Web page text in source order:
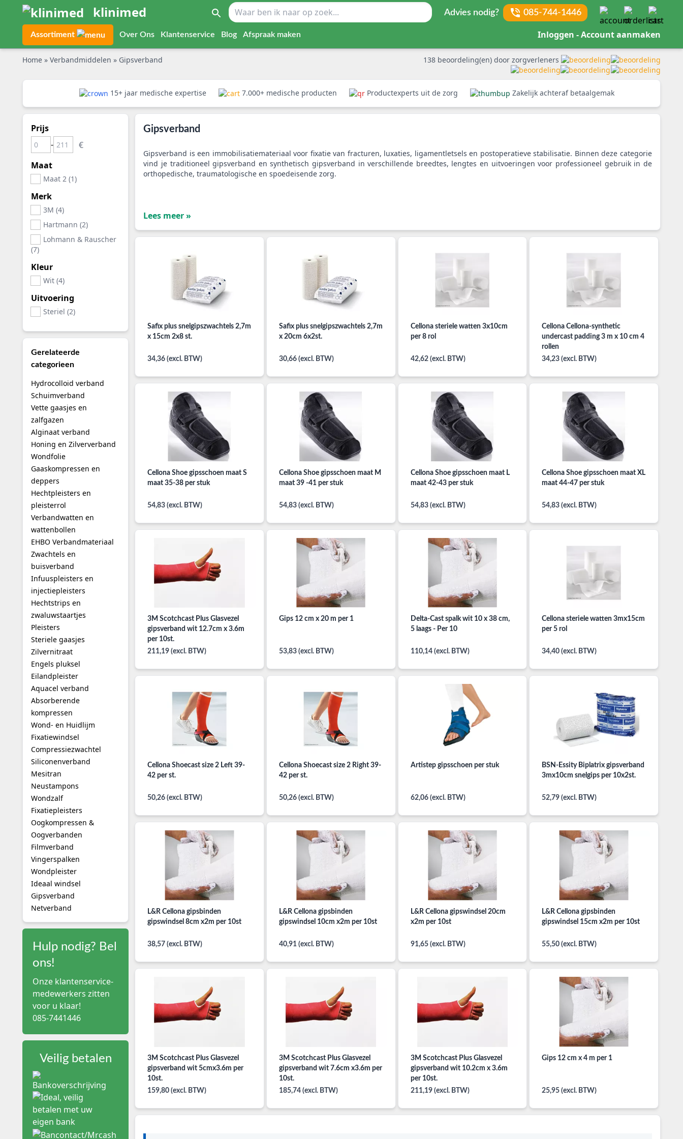
klinimed Advies nodig? 085-744-1446
Assortiment Over Ons Klantenservice Blog Afspraak maken Inloggen - Account aanmaken
Home » Verbandmiddelen » Gipsverband 138 beoordeling(en) door zorgverleners
15+ jaar medische expertise 7.000+ medische producten Productexperts uit de zorg Zakelijk achteraf betaalgemak
Prijs
-
Maat
Maat 2 (1)
Merk
3M (4)
Hartmann (2)
Lohmann & Rauscher
(7)
Kleur
Wit (4)
Uitvoering
Steriel (2)
Gerelateerde
categorieen
Hydrocolloid verband
Schuimverband
Vette gaasjes en
zalfgazen
Alginaat verband
Honing en Zilververband
Wondfolie
Gaaskompressen en
deppers
Hechtpleisters en
pleisterrol
Verbandwatten en
wattenbollen
EHBO Verbandmateriaal
Zwachtels en
buisverband
Infuuspleisters en
injectiepleisters
Hechtstrips en
zwaluwstaartjes
Pleisters
Steriele gaasjes
Zilvernitraat
Engels pluksel
Eilandpleister
Aquacel verband
Absorberende
kompressen
Wond- en Huidlijm
Fixatiewindsel
Compressiezwachtel
Siliconenverband
Mesitran
Neustampons
Wondzalf
Fixatiepleisters
Oogkompressen &
Oogverbanden
Filmverband
Vingerspalken
Wondpleister
Ideaal windsel
Gipsverband
Netverband
Hulp nodig? Bel
ons!
Onze klantenservice-
medewerkers zitten
voor u klaar!
085-7441446
Veilig betalen
Gipsverband
Gipsverband is een immobilisatiemateriaal voor fixatie van fracturen, luxaties, ligamentletsels en postoperatieve stabilisatie. Binnen deze categorie
vind je traditioneel gipsverband en synthetisch gipsverband in verschillende breedtes, lengtes en uitvoeringen voor professioneel gebruik in de
orthopedische, traumatologische en spoedeisende zorg.
Lees meer »
Safix plus snelgipszwachtels 2,7m
x 15cm 2x8 st.
34,36 (excl. BTW)
Safix plus snelgipszwachtels 2,7m
x 20cm 6x2st.
30,66 (excl. BTW)
Cellona steriele watten 3x10cm
per 8 rol
42,62 (excl. BTW)
Cellona Cellona-synthetic
undercast padding 3 m x 10 cm 4
rollen
34,23 (excl. BTW)
Cellona Shoe gipsschoen maat S
maat 35-38 per stuk
54,83 (excl. BTW)
Cellona Shoe gipsschoen maat M
maat 39 -41 per stuk
54,83 (excl. BTW)
Cellona Shoe gipsschoen maat L
maat 42-43 per stuk
54,83 (excl. BTW)
Cellona Shoe gipsschoen maat XL
maat 44-47 per stuk
54,83 (excl. BTW)
3M Scotchcast Plus Glasvezel
gipsverband wit 12.7cm x 3.6m
per 10st.
211,19 (excl. BTW)
Gips 12 cm x 20 m per 1
53,83 (excl. BTW)
Delta-Cast spalk wit 10 x 38 cm,
5 laags - Per 10
110,14 (excl. BTW)
Cellona steriele watten 3mx15cm
per 5 rol
34,40 (excl. BTW)
Cellona Shoecast size 2 Left 39-
42 per st.
50,26 (excl. BTW)
Cellona Shoecast size 2 Right 39-
42 per st.
50,26 (excl. BTW)
Artistep gipsschoen per stuk
62,06 (excl. BTW)
BSN-Essity Biplatrix gipsverband
3mx10cm snelgips per 10x2st.
52,79 (excl. BTW)
L&R Cellona gipsbinden
gipswindsel 8cm x2m per 10st
38,57 (excl. BTW)
L&R Cellona gipsbinden
gipswindsel 10cm x2m per 10st
40,91 (excl. BTW)
L&R Cellona gipswindsel 20cm
x2m per 10st
91,65 (excl. BTW)
L&R Cellona gipsbinden
gipswindsel 15cm x2m per 10st
55,50 (excl. BTW)
3M Scotchcast Plus Glasvezel
gipsverband wit 5cmx3.6m per
10st.
159,80 (excl. BTW)
3M Scotchcast Plus Glasvezel
gipsverband wit 7.6cm x3.6m per
10st.
185,74 (excl. BTW)
3M Scotchcast Plus Glasvezel
gipsverband wit 10.2cm x 3.6m
per 10st.
211,19 (excl. BTW)
Gips 12 cm x 4 m per 1
25,95 (excl. BTW)